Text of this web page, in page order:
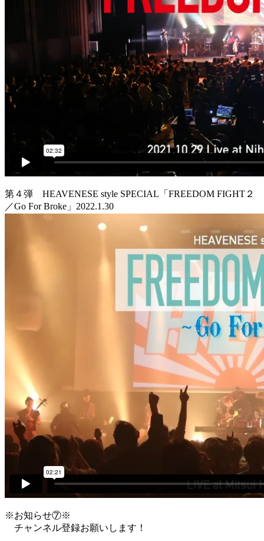
第４弾 HEAVENESE style SPECIAL「FREEDOM FIGHT２
／Go For Broke」2022.1.30
※お知らせ⑦※
チャンネル登録お願いします！